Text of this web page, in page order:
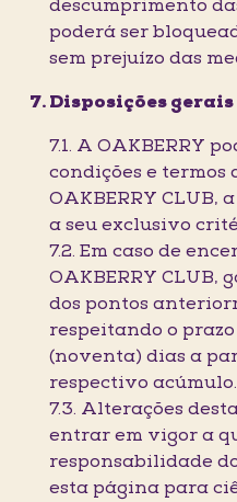
descumprimento
poderá ser
sem prejuízo das
Disposições gerais
7.1. A OAKBERRY
condições e termos
OAKBERRY CLUB,
a seu exclusivo
7.2. Em caso de
OAKBERRY CLUB,
dos pontos
respeitando o
(noventa) dias a
respectivo acúmulo.
7.3. Alterações
entrar em vigor a
responsabilidade
esta página para